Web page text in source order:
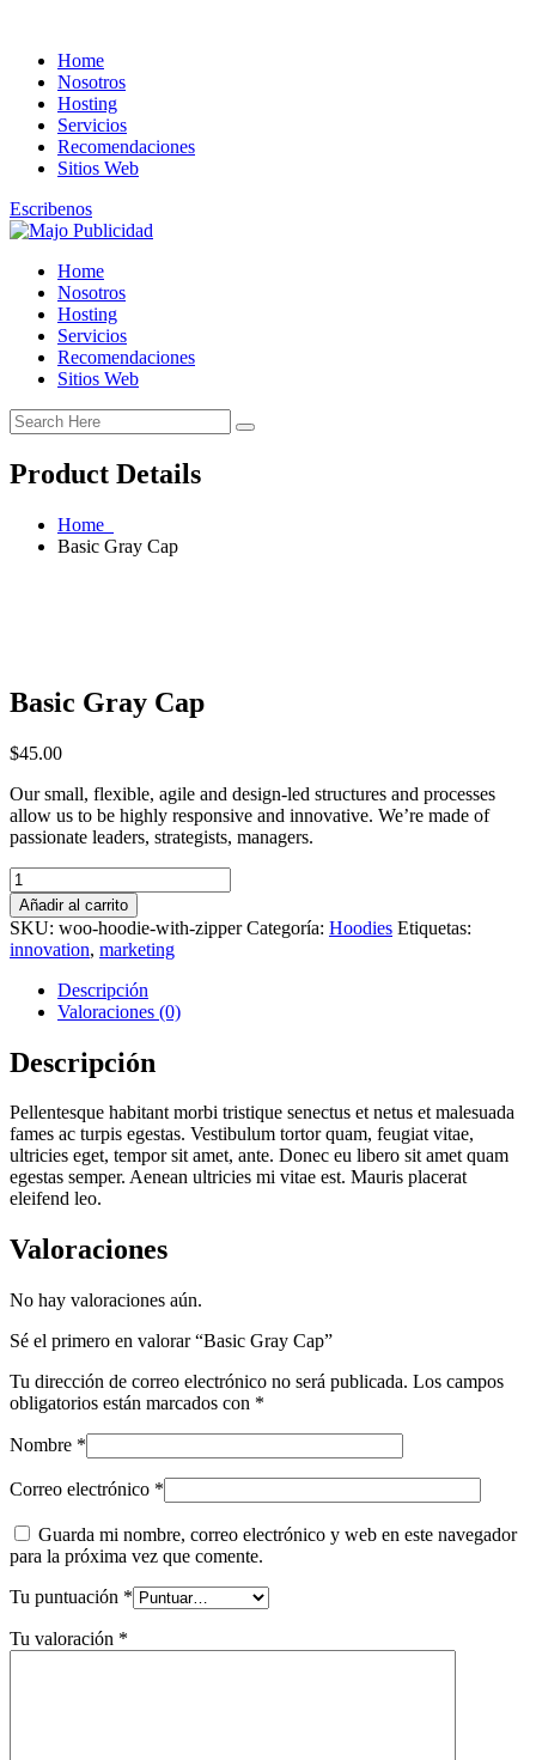
Home
Nosotros
Hosting
Servicios
Recomendaciones
Sitios Web
Escribenos
Home
Nosotros
Hosting
Servicios
Recomendaciones
Sitios Web
Product Details
Home
Basic Gray Cap
Basic Gray Cap
$45.00
Our small, flexible, agile and design-led structures and processes
allow us to be highly responsive and innovative. We’re made of
passionate leaders, strategists, managers.
Basic
Gray
Cap
quantity
Añadir al carrito
SKU: woo-hoodie-with-zipper Categoría: Hoodies Etiquetas:
innovation, marketing
Descripción
Valoraciones (0)
Descripción
Pellentesque habitant morbi tristique senectus et netus et malesuada
fames ac turpis egestas. Vestibulum tortor quam, feugiat vitae,
ultricies eget, tempor sit amet, ante. Donec eu libero sit amet quam
egestas semper. Aenean ultricies mi vitae est. Mauris placerat
eleifend leo.
Valoraciones
No hay valoraciones aún.
Sé el primero en valorar “Basic Gray Cap”
Tu dirección de correo electrónico no será publicada. Los campos
obligatorios están marcados con *
Nombre *
Correo electrónico *
Guarda mi nombre, correo electrónico y web en este navegador
para la próxima vez que comente.
Tu puntuación *
Tu valoración *